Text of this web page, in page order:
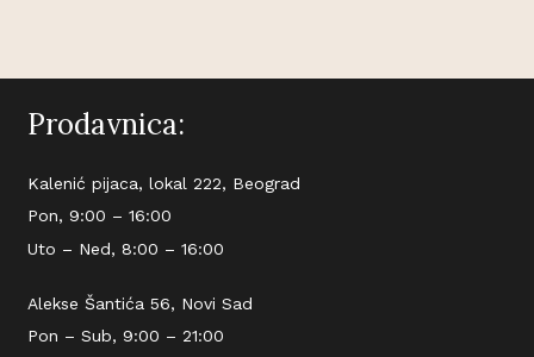
Prodavnica:
Kalenić pijaca, lokal 222, Beograd
Pon, 9:00 – 16:00
Uto – Ned, 8:00 – 16:00
Alekse Šantića 56, Novi Sad
Pon – Sub, 9:00 – 21:00